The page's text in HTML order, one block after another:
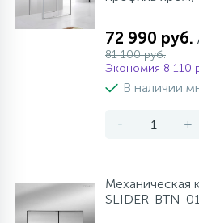
72 990 руб.
81 100 руб.
Экономия 8 110
В наличии
- +
Механическая
SLIDER-BTN-